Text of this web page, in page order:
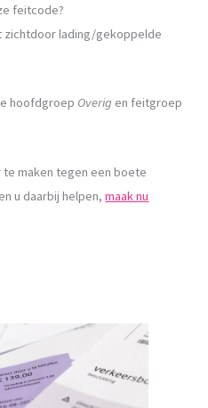
feitcode?
zichtdoor lading/gekoppelde
hoofdgroep Overig en feitgroep
maken tegen een boete
u daarbij helpen,maak nu